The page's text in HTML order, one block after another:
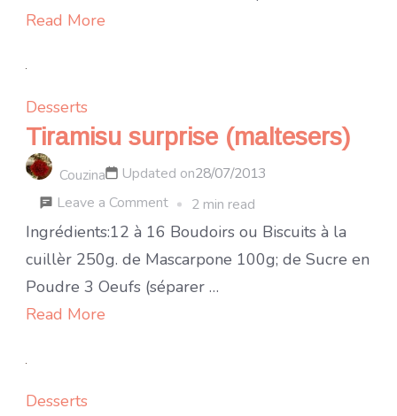
violette
Read More
Desserts
Tiramisu surprise (maltesers)
Couzina Updated on28/07/2013
Leave a Commenton
Tiramisu
surprise
(maltesers)
2 min read
Ingrédients:12 à 16 Boudoirs ou Biscuits à la
cuillèr 250g. de Mascarpone 100g; de Sucre en
Poudre 3 Oeufs (séparer …
Read More
Desserts